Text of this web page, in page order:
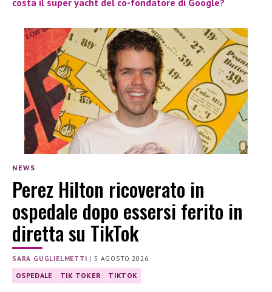
NEWS
Perez Hilton ricoverato in
ospedale dopo essersi ferito in
diretta su TikTok
SARA GUGLIELMETTI |5 AGOSTO 2026
OSPEDALE TIK TOKER TIKTOK